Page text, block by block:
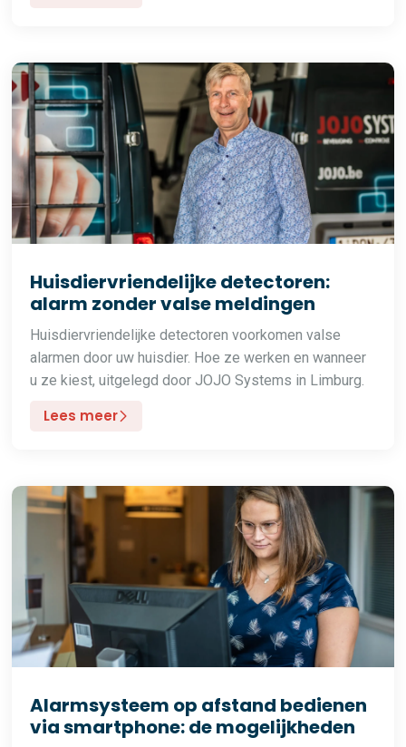
Huisdiervriendelijke detectoren:
alarm zonder valse meldingen
Huisdiervriendelijke detectoren voorkomen valse
alarmen door uw huisdier. Hoe ze werken en wanneer
u ze kiest, uitgelegd door JOJO Systems in Limburg.
Lees meer
Alarmsysteem op afstand bedienen
via smartphone: de mogelijkheden